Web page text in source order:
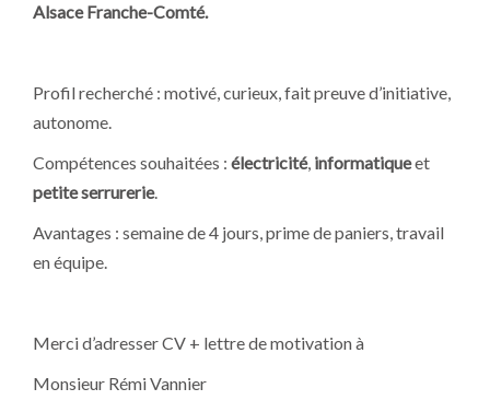
Alsace Franche-Comté.
Profil recherché : motivé, curieux, fait preuve d’initiative,
autonome.
Compétences souhaitées : électricité, informatiqueet
petite serrurerie.
Avantages : semaine de 4 jours, prime de paniers, travail
en équipe.
Merci d’adresser CV + lettre de motivation à
Monsieur Rémi Vannier